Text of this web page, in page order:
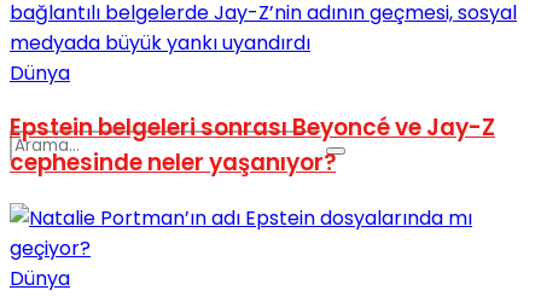
Dünya
Epstein belgeleri sonrası Beyoncé ve Jay-Z
cephesinde neler yaşanıyor?
Dünya